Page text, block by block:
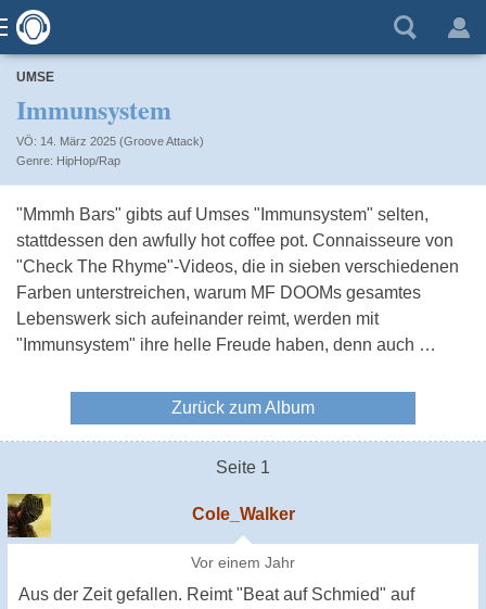
UMSE
Immunsystem
VÖ: 14. März 2025 (Groove Attack)
HipHop/Rap
"Mmmh Bars" gibts auf Umses "Immunsystem" selten,
stattdessen den awfully hot coffee pot. Connaisseure von
"Check The Rhyme"-Videos, die in sieben verschiedenen
Farben unterstreichen, warum MF DOOMs gesamtes
Lebenswerk sich aufeinander reimt, werden mit
"Immunsystem" ihre helle Freude haben, denn auch …
Zurück zum Album
Seite 1
Cole_Walker
Vor einem Jahr
Aus der Zeit gefallen. Reimt "Beat auf Schmied" auf